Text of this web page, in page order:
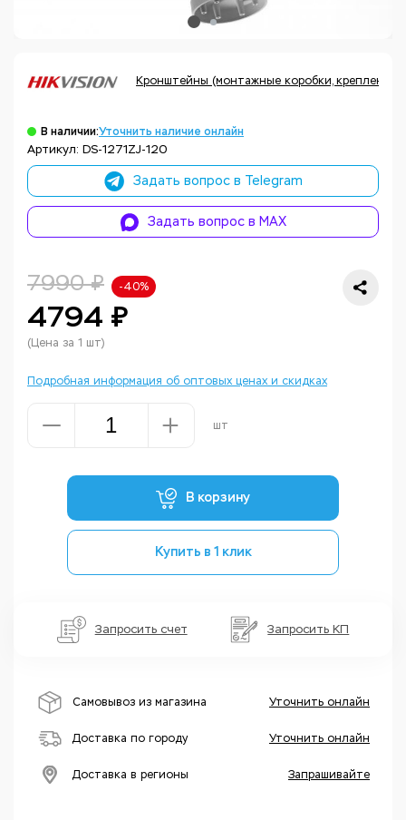
Кронштейны (монтажные коробки, крепления,
В наличии:Уточнить наличие онлайн
Артикул: DS-1271ZJ-120
Задать вопрос в Telegram
Задать вопрос в MAX
7990 ₽ -40%
4794 ₽
(Цена за 1 шт)
Подробная информация об оптовых ценах и скидках
шт
В корзину
Купить в 1 клик
Запросить счет Запросить КП
Самовывоз из магазина Уточнить онлайн
Доставка по городу Уточнить онлайн
Доставка в регионы Запрашивайте